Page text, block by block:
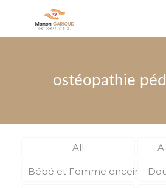
ostéopathie
All
Bébé et Femme enceinte